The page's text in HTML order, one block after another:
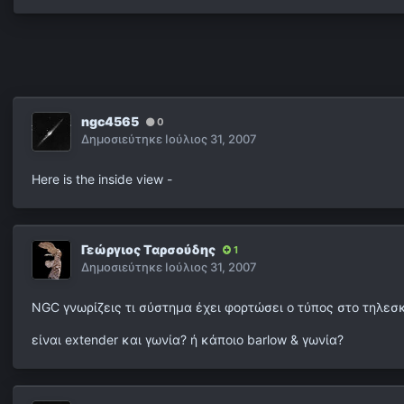
ngc4565 0
Δημοσιεύτηκε Ιούλιος 31, 2007
Here is the inside view -
Γεώργιος Ταρσούδης 1
Δημοσιεύτηκε Ιούλιος 31, 2007
NGC γνωρίζεις τι σύστημα έχει φορτώσει ο τύπος στο
είναι extender και γωνία? ή κάποιο barlow & γωνία?